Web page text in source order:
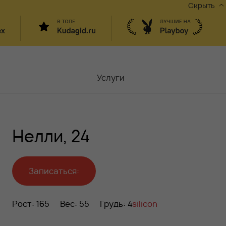
Скрыть
Услуги
Нелли, 24
Записаться:
Рост: 165 Вес: 55 Грудь: 4silicon